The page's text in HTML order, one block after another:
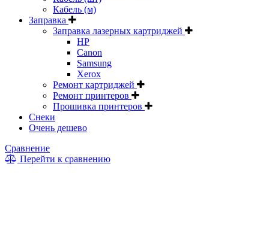
Кабель (м)
Заправка
Заправка лазерных картриджей
HP
Canon
Samsung
Xerox
Ремонт картриджей
Ремонт принтеров
Прошивка принтеров
Снеки
Очень дешево
Сравнение
Перейти к сравнению